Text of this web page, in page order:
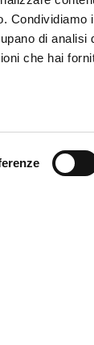
di analisi
che hai
la